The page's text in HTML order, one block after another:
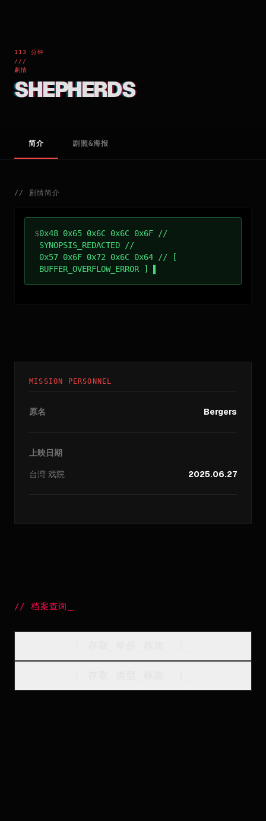
113 分钟
///
劇情
SHEPHERDS
简介 剧照&海报
// 剧情简介
$0x48 0x65 0x6C 0x6C 0x6F //
SYNOPSIS_REDACTED //
0x57 0x6F 0x72 0x6C 0x64 // [
BUFFER_OVERFLOW_ERROR ]
MISSION PERSONNEL
原名 Bergers
上映日期
台湾 戏院 2025.06.27
//档案查询